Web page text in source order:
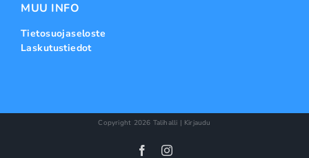
MUU INFO
Tietosuojaseloste
Laskutustiedot
Copyright 2026 Talihalli | Kirjaudu
FacebookInstagram